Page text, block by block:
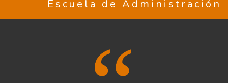
Escuela de Administración